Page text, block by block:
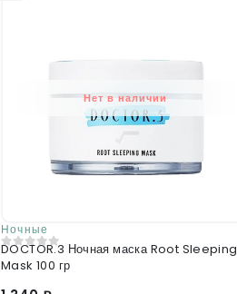
Нет в наличии
Ночные
0 из 5
DOCTOR.3 Ночная маска Root Sleeping
Mask 100 гр